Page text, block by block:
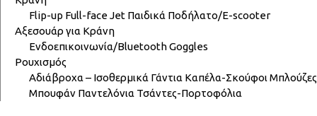
Flip-up Full-faceJet Παιδικά Ποδήλατο/E-scooter
Αξεσουάρ για Κράνη
Ενδοεπικοινωνία/BluetoothGoggles
Ρουχισμός
Αδιάβροχα – Ισοθερμικά Γάντια Καπέλα-Σκούφοι Μπλούζες
Μπουφάν Παντελόνια Τσάντες-Πορτοφόλια